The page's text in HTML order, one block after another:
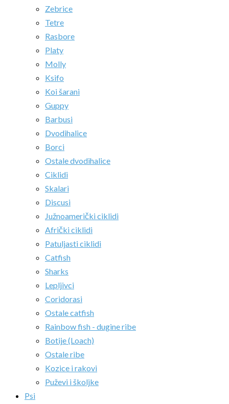
Zebrice
Tetre
Rasbore
Platy
Molly
Ksifo
Koi šarani
Guppy
Barbusi
Dvodihalice
Borci
Ostale dvodihalice
Ciklidi
Skalari
Discusi
Južnoamerički ciklidi
Afrički ciklidi
Patuljasti ciklidi
Catfish
Sharks
Lepljivci
Coridorasi
Ostale catfish
Rainbow fish - dugine ribe
Botije (Loach)
Ostale ribe
Kozice i rakovi
Puževi i školjke
Psi